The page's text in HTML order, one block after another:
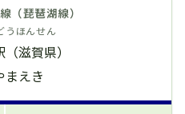
（琵琶湖線）
うほんせん
滋賀県）
まえき